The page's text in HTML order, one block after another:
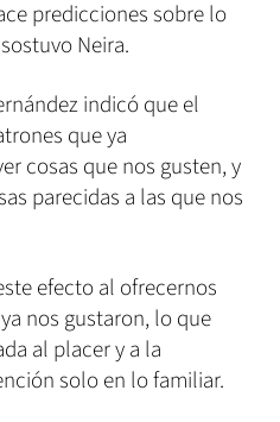
predicciones sobre lo
Neira.
indicó que el
que ya
cosas que nos gusten, y
parecidas a las que nos
efecto al ofrecernos
nos gustaron, lo que
al placer y a la
solo en lo familiar.